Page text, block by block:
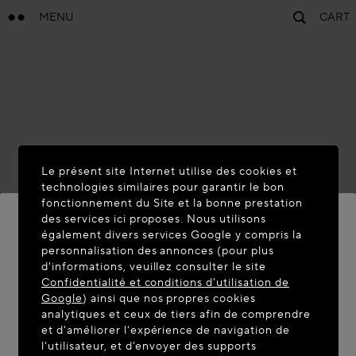
MENU CART
BIENVENUE SUR MAISON-
ALAIA.COM
Vous semblez être dans le pays suivant : United
States. Souhaitez-vous mettre à jour votre
localisation ?
Le présent site Internet utilise des cookies et
technologies similaires pour garantir le bon
fonctionnement du Site et la bonne prestation
des services ici proposes. Nous utilisons
également divers services Google y compris la
personnalisation des annonces (pour plus
d'informations, veuillez consulter le site
Confidentialité et conditions d'utilisation de
Google) ainsi que nos propres cookies
analytiques et ceux de tiers afin de comprendre
et d'améliorer l'expérience de navigation de
l'utilisateur, et d'envoyer des supports